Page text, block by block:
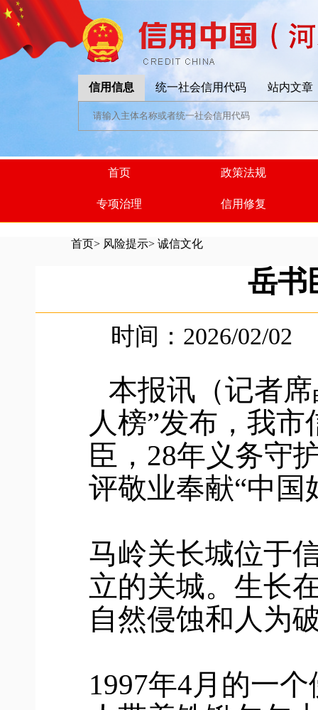
信用信息 统一社会信用代码 站内文章
首页 政策法规
专项治理 信用修复
首页> 风险提示> 诚信文化
岳书
时间：2026/02/02
本报讯（记者
人榜”发布，我
臣，28年义务守
评敬业奉献“中国
马岭关长城位于
立的关城。生长
自然侵蚀和人为
1997年4月的一